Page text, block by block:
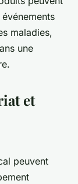
maladies,
une
et
peuvent